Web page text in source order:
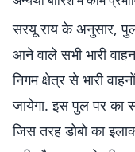
सरयू राय के अनुसार,
आने वाले सभी भारी
निगम क्षेत्र से भारी
जायेगा. इस पुल पर का
जिस तरह डोबो का